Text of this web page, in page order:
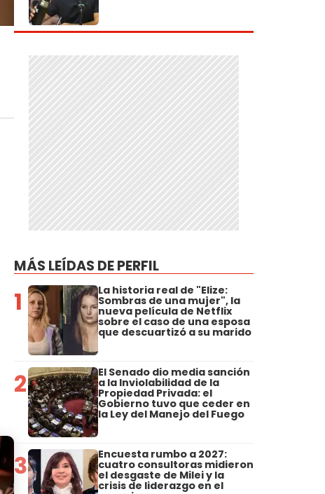
MÁS LEÍDAS DE PERFIL
1 La historia real de "Elize:
Sombras de una mujer", la
nueva película de Netflix
sobre el caso de una esposa
que descuartizó a su marido
2 El Senado dio media sanción
a la Inviolabilidad de la
Propiedad Privada: el
Gobierno tuvo que ceder en
la Ley del Manejo del Fuego
3 Encuesta rumbo a 2027:
cuatro consultoras midieron
el desgaste de Milei y la
crisis de liderazgo en el